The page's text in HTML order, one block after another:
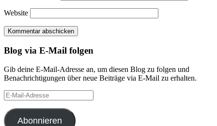
Website
Blog via E-Mail folgen
Gib deine E-Mail-Adresse an, um diesen Blog zu folgen und
Benachrichtigungen über neue Beiträge via E-Mail zu erhalten.
E-
Mail-
Adresse
Abonnieren